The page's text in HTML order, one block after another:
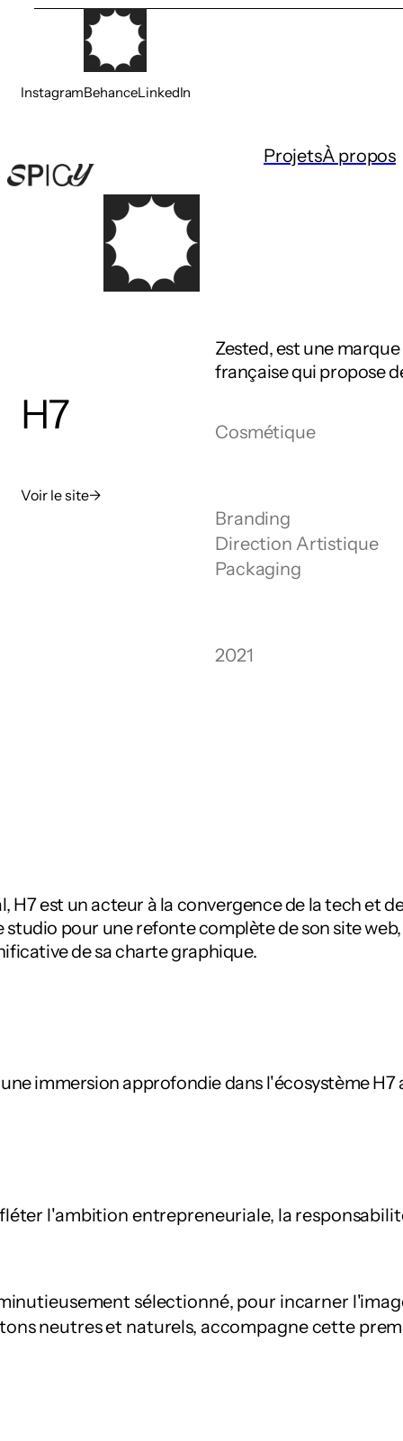
InstagramBehanceLinkedIn
ProjetsÀ propos
H7
Voir le site→
Zested, est une
française qui propose
Cosmétique
Branding
Direction Artistique
Packaging
2021
est un acteur à la convergence de la tech et
studio pour une refonte complète de son site
de sa charte graphique.
immersion approfondie dans l'écosystème H7
l'ambition entrepreneuriale, la
sélectionné, pour incarner
neutres et naturels, accompagne cette